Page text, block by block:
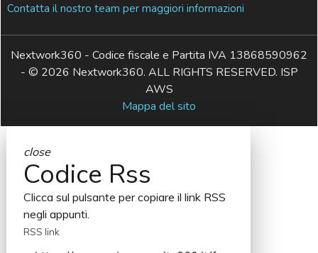
Contatta il nostro team per maggiori informazioni
Nextwork360 - Codice fiscale e Partita IVA 13868590962
- © 2026 Nextwork360. ALL RIGHTS RESERVED. ISP
AWS
Mappa del sito
close
Codice Rss
Clicca sul pulsante per copiare il link RSS
negli appunti.
RSS link